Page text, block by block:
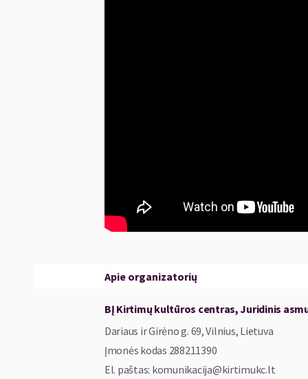
Apie organizatorių
BĮ Kirtimų kultūros centras, Juridinis
Dariaus ir Girėno g. 69, Vilnius, Lietuva
Įmonės kodas 288211390
El. paštas: komunikacija@kirtimukc.lt